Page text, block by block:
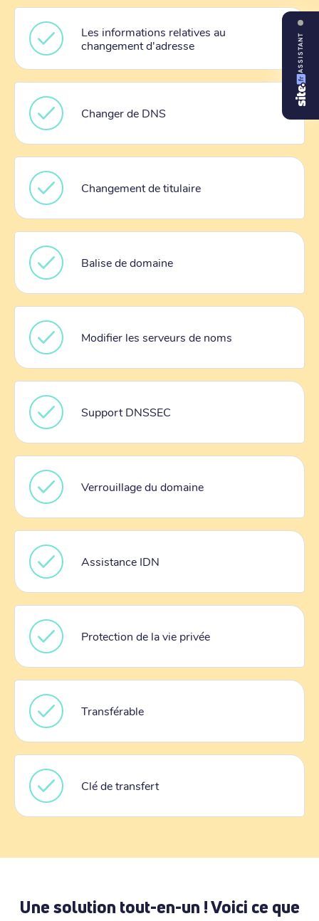
Les informations relatives au
changement d'adresse
Changer de DNS
Changement de titulaire
Balise de domaine
Modifier les serveurs de noms
Support DNSSEC
Verrouillage du domaine
Assistance IDN
Protection de la vie privée
Transférable
Clé de transfert
Une solution tout-en-un ! Voici ce que
ASSISTANT